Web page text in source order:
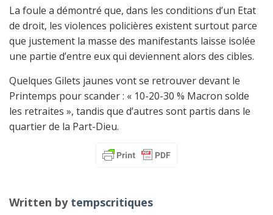
La foule a démontré que, dans les conditions d’un Etat
de droit, les violences policières existent surtout parce
que justement la masse des manifestants laisse isolée
une partie d’entre eux qui deviennent alors des cibles.
Quelques Gilets jaunes vont se retrouver devant le
Printemps pour scander : « 10-20-30 % Macron solde
les retraites », tandis que d’autres sont partis dans le
quartier de la Part-Dieu.
Written by tempscritiques